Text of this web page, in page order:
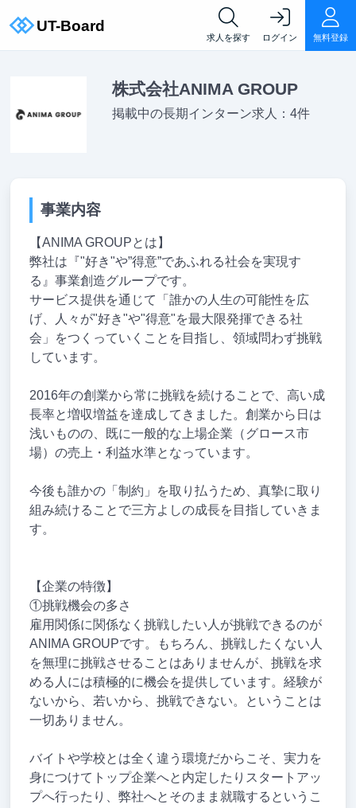
求人を探す ログイン 無料登録
株式会社ANIMA GROUP
掲載中の長期インターン求人：4件
事業内容
【ANIMA GROUPとは】
弊社は『"好き"や”得意”であふれる社会を実現す
る』事業創造グループです。
サービス提供を通じて「誰かの人生の可能性を広
げ、人々が"好き"や"得意"を最大限発揮できる社
会」をつくっていくことを目指し、領域問わず挑戦
しています。
2016年の創業から常に挑戦を続けることで、高い成
長率と増収増益を達成してきました。創業から日は
浅いものの、既に一般的な上場企業（グロース市
場）の売上・利益水準となっています。
今後も誰かの「制約」を取り払うため、真摯に取り
組み続けることで三方よしの成長を目指していきま
す。
【企業の特徴】
①挑戦機会の多さ
雇用関係に関係なく挑戦したい人が挑戦できるのが
ANIMA GROUPです。もちろん、挑戦したくない人
を無理に挑戦させることはありませんが、挑戦を求
める人には積極的に機会を提供しています。経験が
ないから、若いから、挑戦できない。ということは
一切ありません。
バイトや学校とは全く違う環境だからこそ、実力を
身につけてトップ企業へと内定したりスタートアッ
プへ行ったり、弊社へとそのまま就職するというこ